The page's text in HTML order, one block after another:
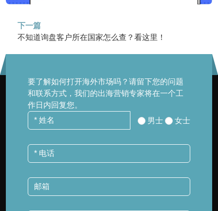
下一篇
不知道询盘客户所在国家怎么查？看这里！
要了解如何打开海外市场吗？请留下您的问题
和联系方式，我们的出海营销专家将在一个工
作日内回复您。
男士
女士